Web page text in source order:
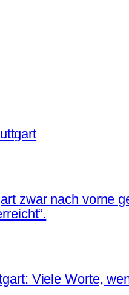
zwar nach vorne
Viele Worte,